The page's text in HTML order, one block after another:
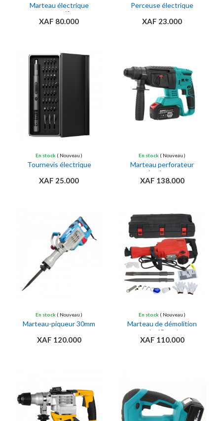
Ajouter au panier
Marteau électrique
rotatif
XAF 80.000
Perceuse électrique
XAF 23.000
Ajouter au panier
En stock ( Nouveau )
Tournevis électrique
XAF 25.000
Ajouter au panier
En stock ( Nouveau )
Marteau perforateur
burineur
XAF 138.000
En stock ( Nouveau )
Marteau-piqueur 30mm
XAF 120.000
En stock ( Nouveau )
Marteau de démolition
de 65mm/
XAF 110.000